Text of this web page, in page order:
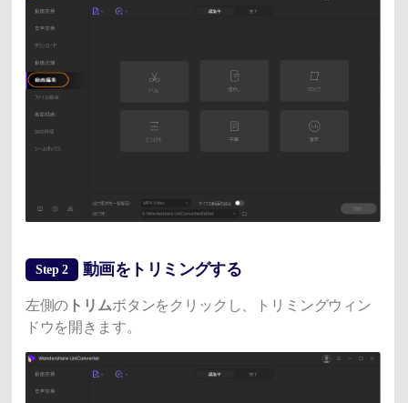
Step 2 動画をトリミングする
左側の トリムボタンをクリックし、トリミングウィン
ドウを開きます。